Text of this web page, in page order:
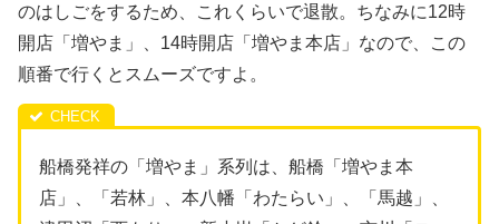
のはしごをするため、これくらいで退散。ちなみに12時
開店「増やま」、14時開店「増やま本店」なので、この
順番で行くとスムーズですよ。
船橋発祥の「増やま」系列は、船橋「増やま本
店」、「若林」、本八幡「わたらい」、「馬越」、